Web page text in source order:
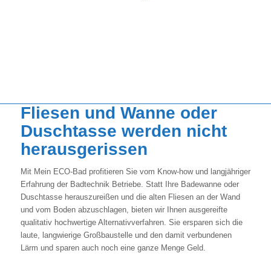
Fliesen und Wanne oder
Duschtasse werden nicht
herausgerissen
Mit Mein ECO-Bad profitieren Sie vom Know-how und langjähriger
Erfahrung der Badtechnik Betriebe. Statt Ihre Badewanne oder
Duschtasse herauszureißen und die alten Fliesen an der Wand
und vom Boden abzuschlagen, bieten wir Ihnen ausgereifte
qualitativ hochwertige Alternativverfahren. Sie ersparen sich die
laute, langwierige Großbaustelle und den damit verbundenen
Lärm und sparen auch noch eine ganze Menge Geld.